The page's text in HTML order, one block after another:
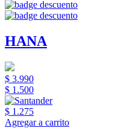
HANA
$ 3.990
$ 1.500
$ 1.275
Agregar a carrito